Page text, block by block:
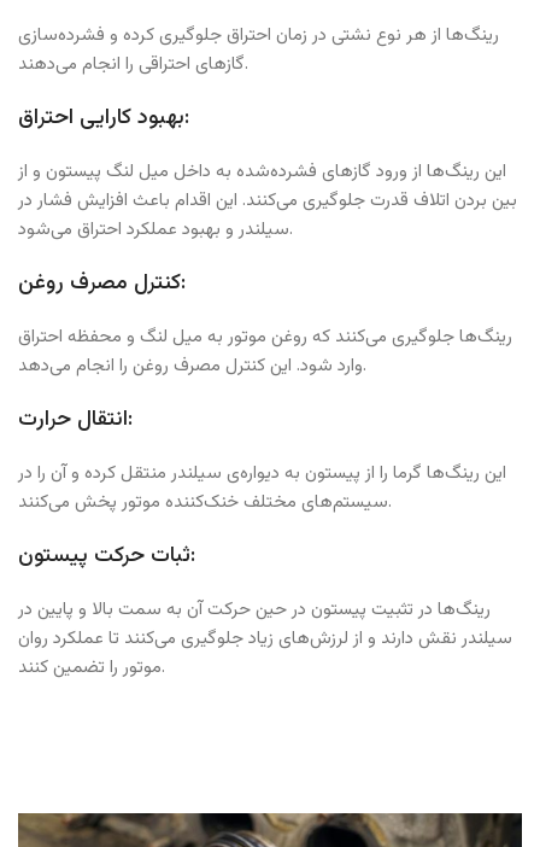
رینگ‌ها از هر نوع نشتی در زمان احتراق جلوگیری کرده و فشرده‌سازی
گازهای احتراقی را انجام می‌دهند.
بهبود کارایی احتراق:
این رینگ‌ها از ورود گازهای فشرده‌شده به داخل میل لنگ پیستون و از
بین بردن اتلاف قدرت جلوگیری می‌کنند. این اقدام باعث افزایش فشار در
سیلندر و بهبود عملکرد احتراق می‌شود.
کنترل مصرف روغن:
رینگ‌ها جلوگیری می‌کنند که روغن موتور به میل لنگ و محفظه احتراق
وارد شود. این کنترل مصرف روغن را انجام می‌دهد.
انتقال حرارت:
این رینگ‌ها گرما را از پیستون به دیواره‌ی سیلندر منتقل کرده و آن را در
سیستم‌های مختلف خنک‌کننده موتور پخش می‌کنند.
ثبات حرکت پیستون:
رینگ‌ها در تثبیت پیستون در حین حرکت آن به سمت بالا و پایین در
سیلندر نقش دارند و از لرزش‌های زیاد جلوگیری می‌کنند تا عملکرد روان
موتور را تضمین کنند.